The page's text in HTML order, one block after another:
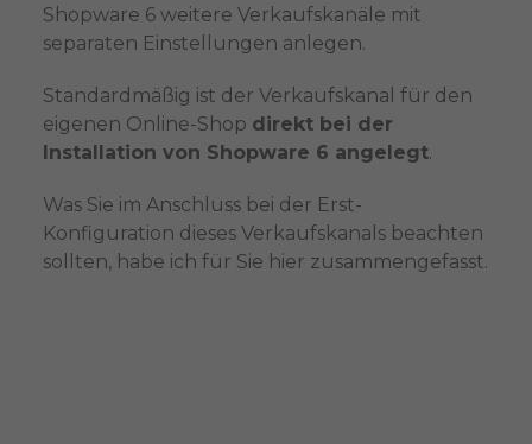
Shopware 6 weitere Verkaufskanäle mit
separaten Einstellungen anlegen.
Standardmäßig ist der Verkaufskanal für den
eigenen Online-Shop direkt bei der
Installation von Shopware 6 angelegt.
Was Sie im Anschluss bei der Erst-
Konfiguration dieses Verkaufskanals beachten
sollten, habe ich für Sie hier zusammengefasst.